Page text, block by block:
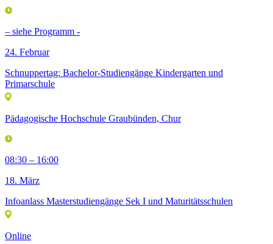
– siehe Programm -
24. Februar
Schnuppertag: Bachelor-Studiengänge Kindergarten und
Primarschule
Pädagogische Hochschule Graubünden, Chur
08:30 – 16:00
18. März
Infoanlass Masterstudiengänge Sek I und Maturitätsschulen
Online